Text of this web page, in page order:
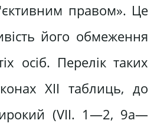
правом». Це
його обмеження
осіб. Перелік таких
XII таблиць, до
(VII. 1—2, 9а—